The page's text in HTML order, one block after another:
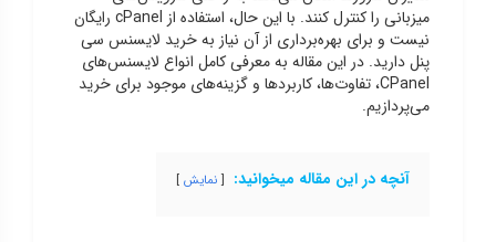
میزبانی را کنترل کنند. با این حال، استفاده از cPanel رایگان
نیست و برای بهره‌برداری از آن نیاز به خرید لایسنس سی
پنل دارید. در این مقاله به معرفی کامل انواع لایسنس‌های
CPanel، تفاوت‌ها، کاربردها و گزینه‌های موجود برای خرید
می‌پردازیم.
آنچه در این مقاله میخوانید: نمایش